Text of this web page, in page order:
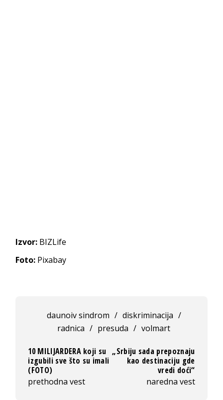
Izvor: BIZLife
Foto: Pixabay
daunoiv sindrom / diskriminacija /
radnica / presuda / volmart
10 MILIJARDERA koji su
izgubili sve što su imali
(FOTO)
prethodna vest
„Srbiju sada prepoznaju
kao destinaciju gde
vredi doći“
naredna vest